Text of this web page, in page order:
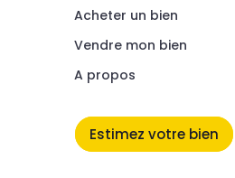
Acheter un bien
Vendre mon bien
A propos
Estimez votre bien